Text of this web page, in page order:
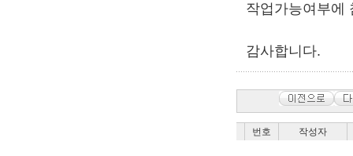
작업가능여부에
감사합니다.
번호 작성자